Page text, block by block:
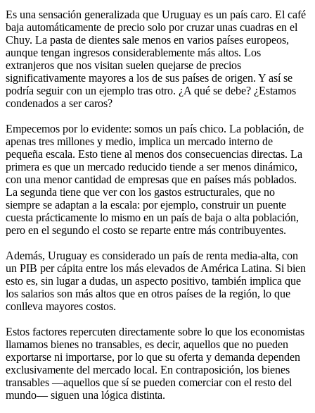
Es una sensación generalizada que Uruguay es un país caro. El café
baja automáticamente de precio solo por cruzar unas cuadras en el
Chuy. La pasta de dientes sale menos en varios países europeos,
aunque tengan ingresos considerablemente más altos. Los
extranjeros que nos visitan suelen quejarse de precios
significativamente mayores a los de sus países de origen. Y así se
podría seguir con un ejemplo tras otro. ¿A qué se debe? ¿Estamos
condenados a ser caros?
Empecemos por lo evidente: somos un país chico. La población, de
apenas tres millones y medio, implica un mercado interno de
pequeña escala. Esto tiene al menos dos consecuencias directas. La
primera es que un mercado reducido tiende a ser menos dinámico,
con una menor cantidad de empresas que en países más poblados.
La segunda tiene que ver con los gastos estructurales, que no
siempre se adaptan a la escala: por ejemplo, construir un puente
cuesta prácticamente lo mismo en un país de baja o alta población,
pero en el segundo el costo se reparte entre más contribuyentes.
Además, Uruguay es considerado un país de renta media-alta, con
un PIB per cápita entre los más elevados de América Latina. Si bien
esto es, sin lugar a dudas, un aspecto positivo, también implica que
los salarios son más altos que en otros países de la región, lo que
conlleva mayores costos.
Estos factores repercuten directamente sobre lo que los economistas
llamamos bienes no transables, es decir, aquellos que no pueden
exportarse ni importarse, por lo que su oferta y demanda dependen
exclusivamente del mercado local. En contraposición, los bienes
transables —aquellos que sí se pueden comerciar con el resto del
mundo— siguen una lógica distinta.